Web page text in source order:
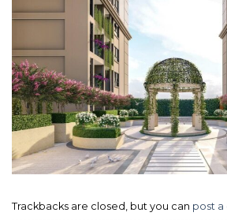
Trackbacks are closed, but you can post